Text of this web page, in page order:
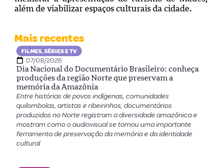
além de viabilizar espaços culturais da cidade.
Mais recentes
FILMES, SÉRIES E TV
07/08/2026
Dia Nacional do Documentário Brasileiro: conheça
produções da região Norte que preservam a
memória da Amazônia
Entre histórias de povos indígenas, comunidades
quilombolas, artistas e ribeirinhos, documentários
produzidos no Norte registram a diversidade amazônica e
mostram como o audiovisual se tornou uma importante
ferramenta de preservação da memória e da identidade
cultural